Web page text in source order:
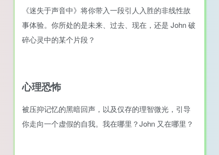
《迷失于声音中》将你带入一段引人入胜的非线性故
事体验。你所处的是未来、过去、现在，还是 John 破
碎心灵中的某个片段？
心理恐怖
被压抑记忆的黑暗回声，以及仅存的理智微光，引导
你走向一个虚假的自我。我在哪里？John 又在哪里？